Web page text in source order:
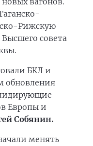
Рижскую
совета
БКЛ и
обновления
Европы и
Собянин.
менять